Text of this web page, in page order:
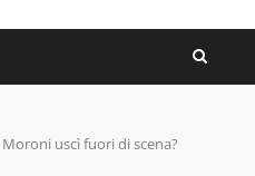
uscì fuori di scena?